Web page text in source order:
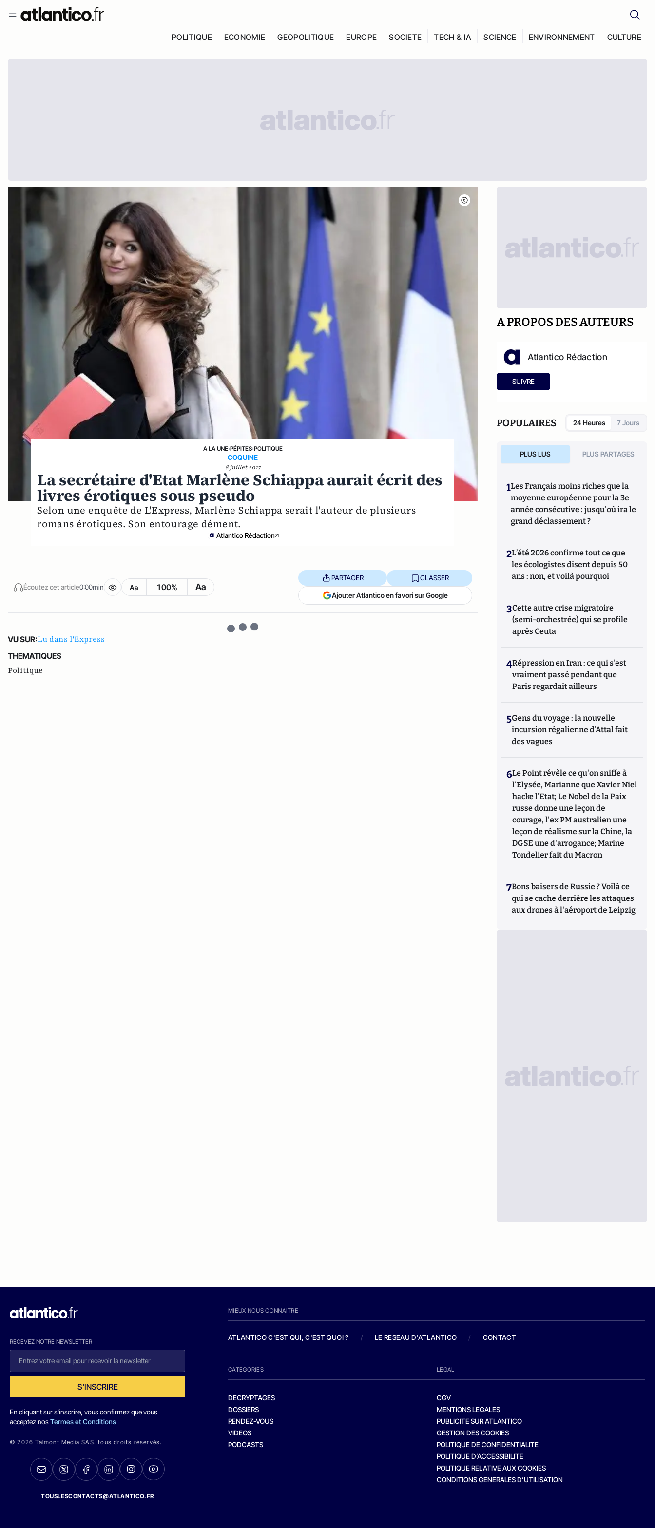
POLITIQUE ECONOMIE GEOPOLITIQUE EUROPE SOCIETE TECH & IA SCIENCE ENVIRONNEMENT CULTURE
A LA UNE›PÉPITES›POLITIQUE
COQUINE
8 juillet 2017
La secrétaire d'Etat Marlène Schiappa aurait écrit des
livres érotiques sous pseudo
Selon une enquête de L'Express, Marlène Schiappa serait l'auteur de plusieurs
romans érotiques. Son entourage dément.
Atlantico Rédaction
Écoutez cet article0:00min Aa 100% Aa
PARTAGER CLASSER
Ajouter Atlantico en favori sur Google
VU SUR:Lu dans l'Express
THEMATIQUES
Politique
A PROPOS DES AUTEURS
Atlantico Rédaction
SUIVRE
POPULAIRES 24 Heures 7 Jours
PLUS LUS PLUS PARTAGES
1Les Français moins riches que la
moyenne européenne pour la 3e
année consécutive : jusqu'où ira le
grand déclassement ?
2L’été 2026 confirme tout ce que
les écologistes disent depuis 50
ans : non, et voilà pourquoi
3Cette autre crise migratoire
(semi-orchestrée) qui se profile
après Ceuta
4Répression en Iran : ce qui s'est
vraiment passé pendant que
Paris regardait ailleurs
5Gens du voyage : la nouvelle
incursion régalienne d'Attal fait
des vagues
6Le Point révèle ce qu'on sniffe à
l'Elysée, Marianne que Xavier Niel
hacke l'Etat; Le Nobel de la Paix
russe donne une leçon de
courage, l'ex PM australien une
leçon de réalisme sur la Chine, la
DGSE une d'arrogance; Marine
Tondelier fait du Macron
7Bons baisers de Russie ? Voilà ce
qui se cache derrière les attaques
aux drones à l'aéroport de Leipzig
RECEVEZ NOTRE NEWSLETTER
S'INSCRIRE
En cliquant sur s'inscrire, vous confirmez que vous
acceptez nosTermes et Conditions
© 2026 Talmont Media SAS. tous droits réservés.
TOUSLESCONTACTS@ATLANTICO.FR
MIEUX NOUS CONNAITRE
ATLANTICO C'EST QUI, C'EST QUOI ? / LE RESEAU D'ATLANTICO / CONTACT
CATEGORIES
DECRYPTAGES
DOSSIERS
RENDEZ-VOUS
VIDEOS
PODCASTS
LEGAL
CGV
MENTIONS LEGALES
PUBLICITE SUR ATLANTICO
GESTION DES COOKIES
POLITIQUE DE CONFIDENTIALITE
POLITIQUE D’ACCESSIBILITE
POLITIQUE RELATIVE AUX COOKIES
CONDITIONS GENERALES D’UTILISATION